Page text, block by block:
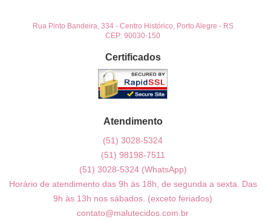
Rua Pinto Bandeira, 334- Centro Histórico, Porto Alegre - RS
CEP: 90030-150
Certificados
Atendimento
(51) 3028-5324
(51) 98198-7511
(51) 3028-5324 (WhatsApp)
Horário de atendimento das 9h às 18h, de segunda a sexta. Das
9h às 13h nos sábados. (exceto feriados)
contato@malutecidos.com.br